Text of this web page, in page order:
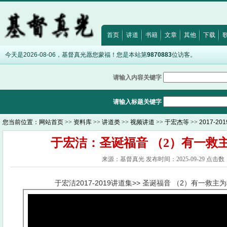
首页 讲道 书籍 文章 其他 下载
今天是2026-08-06，基督真光愿您蒙福！您是本站第9870883位访客。
请输入内容关键字
请输入标题关键字
您当前位置： 网站首页 >> 资料库 >> 讲道类 >> 视频讲道 >> 于宏杰等 >> 2017-
于宏洁：圣诞福音 （2）有一救
来源：基督真光 发布时间：2025-09-29 点击数
于宏洁2017-2019讲道集>> 圣诞福音 （2）有一救主